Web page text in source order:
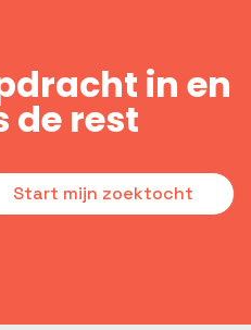
in en
de rest
Start mijn zoektocht